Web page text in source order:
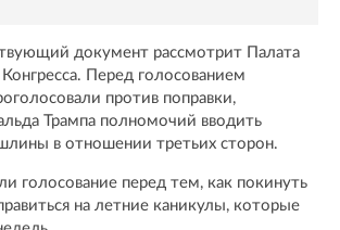
документ рассмотрит Палата
Перед голосованием
против поправки,
Трампа полномочий вводить
в отношении третьих сторон.
голосование перед тем, как покинуть
на летние каникулы, которые